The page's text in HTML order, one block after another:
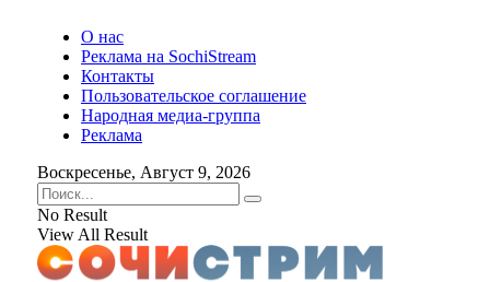
О нас
Реклама на SochiStream
Контакты
Пользовательское соглашение
Народная медиа-группа
Реклама
Воскресенье, Август 9, 2026
No Result
View All Result